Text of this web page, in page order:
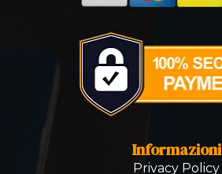
Informazioni
Privacy Policy